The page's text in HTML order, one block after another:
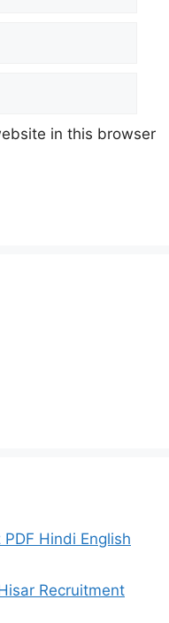
in this browser
Hindi English
Recruitment